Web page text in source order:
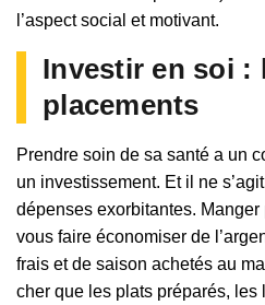
l’aspect social et motivant.
Investir en soi :
placements
Prendre soin de sa santé a un
un investissement. Et il ne
dépenses exorbitantes.
vous faire économiser de
frais et de saison achetés au
cher que les plats préparés, les